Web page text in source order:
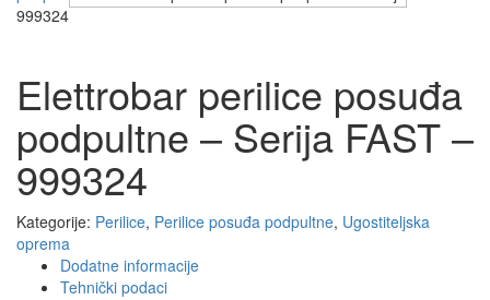
999324
Elettrobar perilice posuđa
podpultne – Serija FAST –
999324
Kategorije: Perilice, Perilice posuđa podpultne, Ugostiteljska
oprema
Dodatne informacije
Tehnički podaci